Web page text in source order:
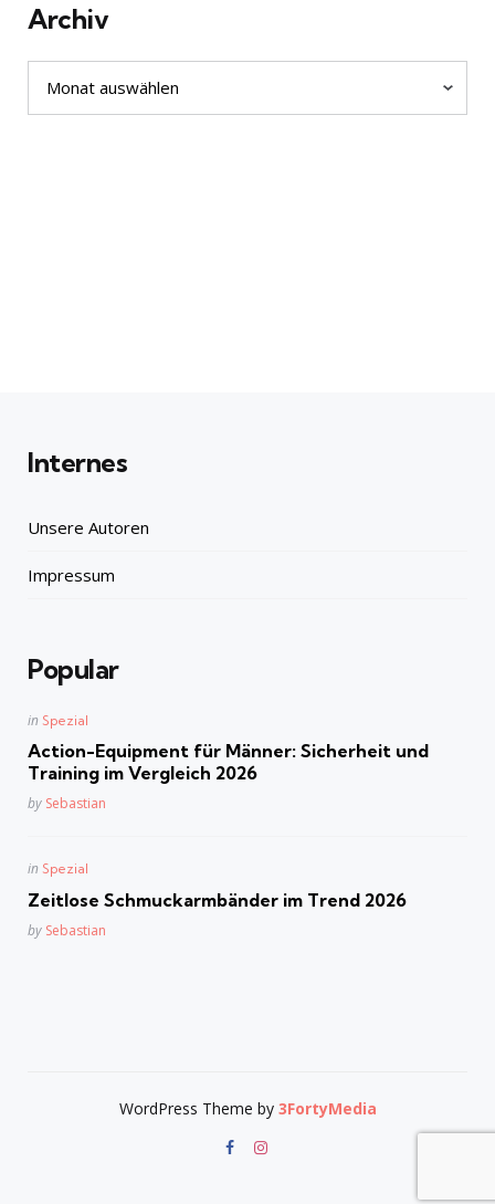
Archiv
Archiv
Internes
Unsere Autoren
Impressum
Popular
Posted
in Spezial
Action-Equipment für Männer: Sicherheit und
Training im Vergleich 2026
Posted
by Sebastian
Posted
in Spezial
Zeitlose Schmuckarmbänder im Trend 2026
Posted
by Sebastian
WordPress Theme by 3FortyMedia